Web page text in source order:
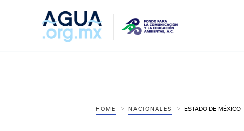
HOME NACIONALES